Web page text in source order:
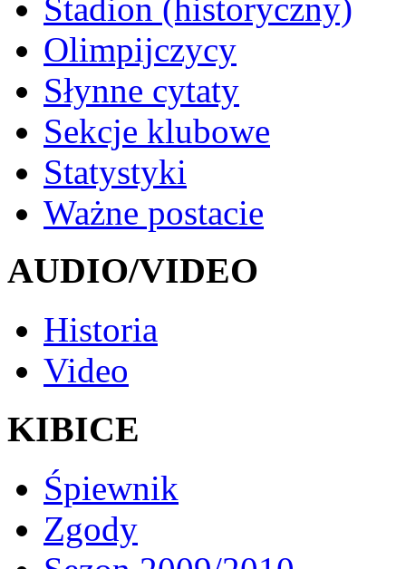
Stadion (historyczny)
Olimpijczycy
Słynne cytaty
Sekcje klubowe
Statystyki
Ważne postacie
AUDIO/VIDEO
Historia
Video
KIBICE
Śpiewnik
Zgody